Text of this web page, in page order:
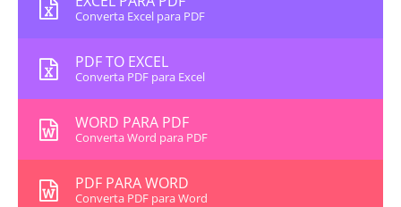
Converta Excel para PDF
PDF TO EXCEL
Converta PDF para Excel
WORD PARA PDF
Converta Word para PDF
PDF PARA WORD
Converta PDF para Word